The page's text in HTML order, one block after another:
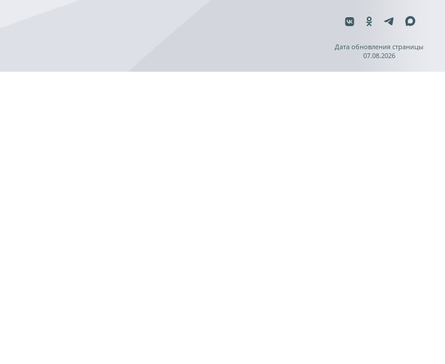
Дата обновления страницы
07.08.2026